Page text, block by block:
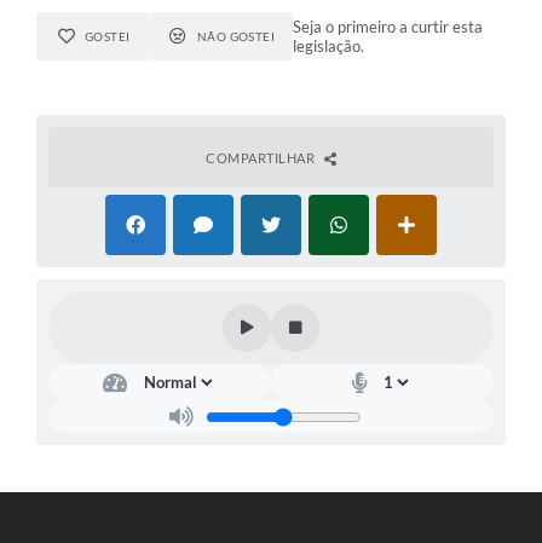
GOSTEI NÃO GOSTEI
Seja o primeiro a curtir esta
legislação.
COMPARTILHAR